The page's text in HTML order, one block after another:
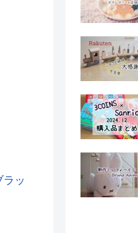
ッ